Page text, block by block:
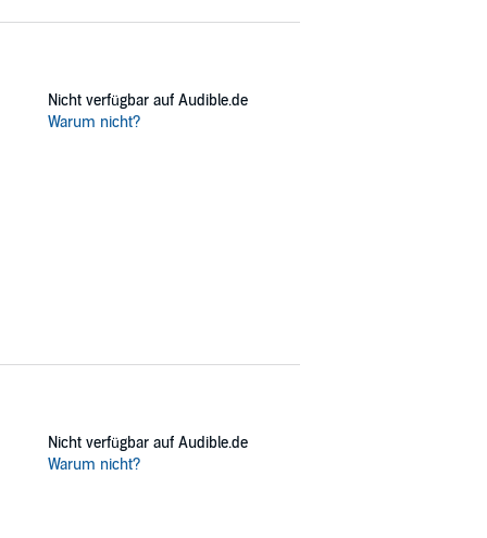
Nicht verfügbar auf Audible.de
Warum nicht?
Nicht verfügbar auf Audible.de
Warum nicht?